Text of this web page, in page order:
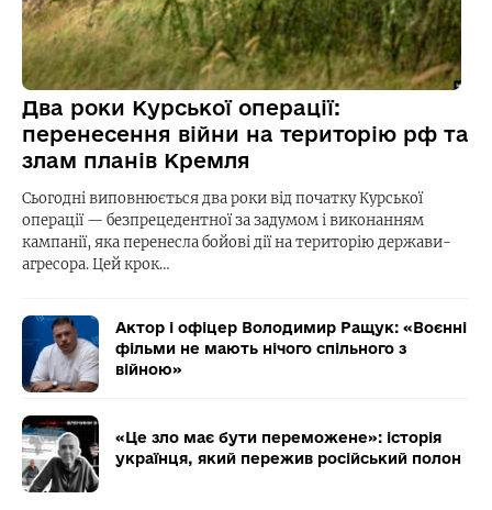
Два роки Курської операції:
перенесення війни на територію рф та
злам планів Кремля
Сьогодні виповнюється два роки від початку Курської
операції — безпрецедентної за задумом і виконанням
кампанії, яка перенесла бойові дії на територію держави-
агресора. Цей крок…
Актор і офіцер Володимир Ращук: «Воєнні
фільми не мають нічого спільного з
війною»
«Це зло має бути переможене»: історія
українця, який пережив російський полон